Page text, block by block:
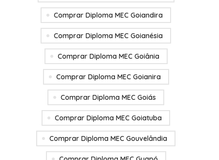
Comprar Diploma MEC Goiandira
Comprar Diploma MEC Goianésia
Comprar Diploma MEC Goiânia
Comprar Diploma MEC Goianira
Comprar Diploma MEC Goiás
Comprar Diploma MEC Goiatuba
Comprar Diploma MEC Gouvelândia